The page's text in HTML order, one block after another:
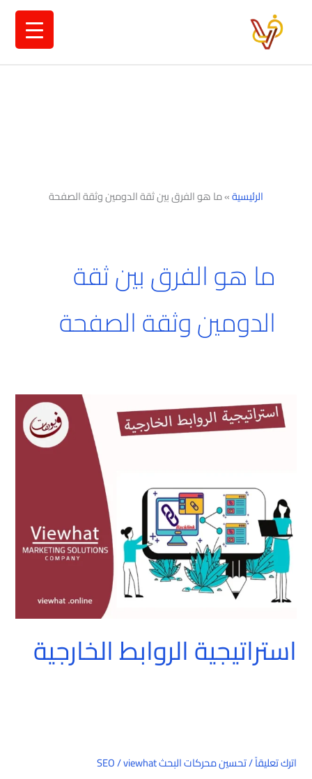
الرئيسية»ما هو الفرق بين ثقة الدومين وثقة الصفحة
ما هو الفرق بين ثقة
الدومين وثقة الصفحة
استراتيجية الروابط الخارجية
اترك تعليقاً/تحسين محركات البحث SEO /viewhat
استراتيجية
الروابط